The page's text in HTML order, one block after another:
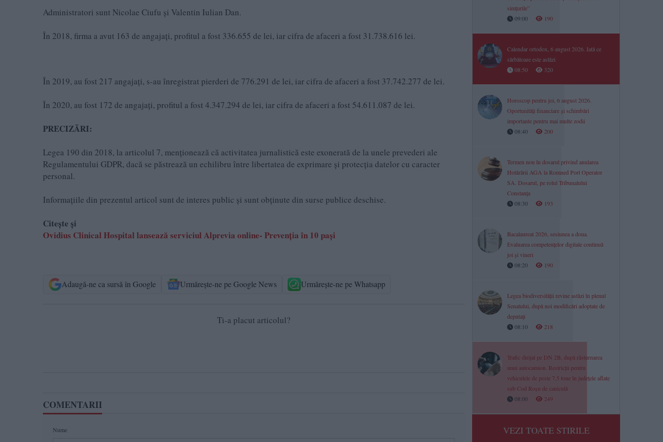
Administratori sunt Nicolae Ciufu și Valentin Iulian Dan.
În 2018, firma a avut 163 de angajați, profitul a fost 336.655 de lei, iar cifra de afaceri a fost 31.738.616 lei.
În 2019, au fost 217 angajați, s-au înregistrat pierderi de 776.291 de lei, iar cifra de afaceri a fost 37.742.277 de lei.
În 2020, au fost 172 de angajați, profitul a fost 4.347.294 de lei, iar cifra de afaceri a fost 54.611.087 de lei.
PRECIZĂRI:
Legea 190 din 2018, la articolul 7, menţionează că activitatea jurnalistică este exonerată de la unele prevederi ale
Regulamentului GDPR, dacă se păstrează un echilibru între libertatea de exprimare şi protecţia datelor cu caracter
personal.
Informațiile din prezentul articol sunt de interes public și sunt obținute din surse publice deschise.
Citeşte şi
Ovidius Clinical Hospital lansează serviciul Alprevia online- Prevenția în 10 pași
Adaugă-ne ca sursă în Google Urmărește-ne pe Google News Urmărește-ne pe Whatsapp
Ti-a placut articolul?
COMENTARII
Nume
simțurile”
09:00
190
Calendar ortodox, 6 august 2026. Iată ce
sărbătoare este astăzi
08:50
320
Horoscop pentru joi, 6 august 2026.
Oportunități financiare și schimbări
importante pentru mai multe zodii​
08:40
200
Termen nou în dosarul privind anularea
Hotărârii AGA la Romned Port Operator
SA. Dosarul, pe rolul Tribunalului
Constanța
08:30
193
Bacalaureat 2026, sesiunea a doua.
Evaluarea competențelor digitale continuă
joi și vineri
08:20
190
Legea biodiversității revine astăzi în plenul
Senatului, după noi modificări adoptate de
deputați
08:10
218
Trafic dirijat pe DN 2B, după răsturnarea
unui autocamion. Restricții pentru
vehiculele de peste 7,5 tone în județele aflate
sub Cod Roșu de caniculă
08:00
249
VEZI TOATE STIRILE